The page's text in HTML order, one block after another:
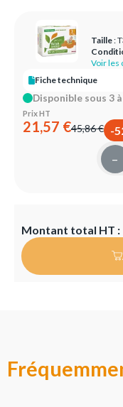
Taille:
Voir les
Fiche technique
Disponible sous 3
Prix HT
21,57 €45,86 € -
–
Montant total HT :